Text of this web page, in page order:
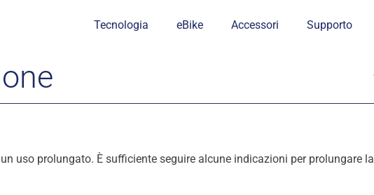
Tecnologia eBike Accessori Supporto
uso prolungato. È sufficiente seguire alcune indicazioni per prolungare la